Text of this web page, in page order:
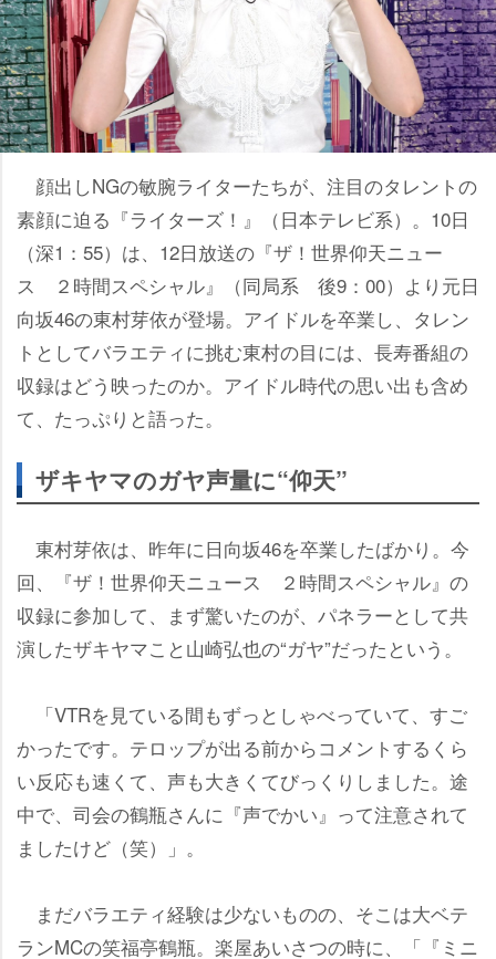
顔出しNGの敏腕ライターたちが、注目のタレントの
素顔に迫る『ライターズ！』（日本テレビ系）。10日
（深1：55）は、12日放送の『ザ！世界仰天ニュー
ス ２時間スペシャル』（同局系 後9：00）より元日
向坂46の東村芽依が登場。アイドルを卒業し、タレン
トとしてバラエティに挑む東村の目には、長寿番組の
収録はどう映ったのか。アイドル時代の思い出も含め
て、たっぷりと語った。
ザキヤマのガヤ声量に“仰天”
東村芽依は、昨年に日向坂46を卒業したばかり。今
回、『ザ！世界仰天ニュース ２時間スペシャル』の
収録に参加して、まず驚いたのが、パネラーとして共
演したザキヤマこと山崎弘也の“ガヤ”だったという。
「VTRを見ている間もずっとしゃべっていて、すご
かったです。テロップが出る前からコメントするくら
い反応も速くて、声も大きくてびっくりしました。途
中で、司会の鶴瓶さんに『声でかい』って注意されて
ましたけど（笑）」。
まだバラエティ経験は少ないものの、そこは大ベテ
ランMCの笑福亭鶴瓶。楽屋あいさつの時に、「『ミニ